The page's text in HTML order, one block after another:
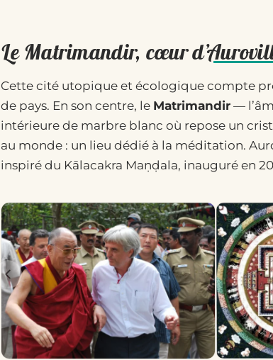
Le Matrimandir, cœur d’
Cette cité utopique et écologique compte
de pays. En son centre, le Matrimandir —
intérieure de marbre blanc où repose un
au monde : un lieu dédié à la méditation.
inspiré du Kālacakra Maṇḍala, inauguré en